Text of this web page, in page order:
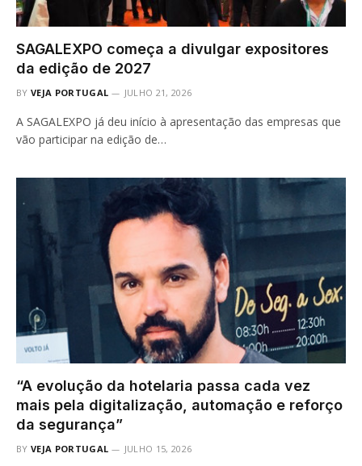
SAGALEXPO começa a divulgar expositores
da edição de 2027
BY VEJA PORTUGAL JULHO 21, 2026
A SAGALEXPO já deu início à apresentação das empresas que
vão participar na edição de…
“A evolução da hotelaria passa cada vez
mais pela digitalização, automação e reforço
da segurança”
BY VEJA PORTUGAL JULHO 15, 2026